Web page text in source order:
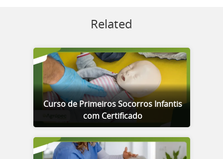
Related
Curso de Primeiros Socorros Infantis
com Certificado